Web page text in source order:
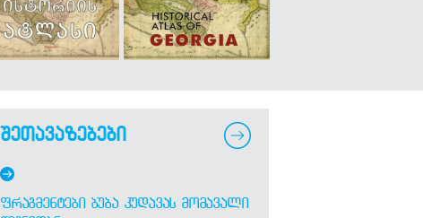
შეთავაზებები
ᲤᲠᲐᲒᲛᲔᲜᲢᲔᲑᲘ ᲑᲣᲑᲐ ᲙᲣᲓᲐᲕᲐᲡ ᲛᲝᲛᲐᲕᲐᲚᲘ